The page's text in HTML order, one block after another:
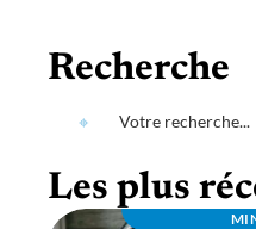
Recherche
Les plus